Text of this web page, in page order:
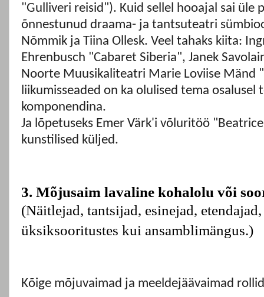
"Gulliveri reisid"). Kuid sellel hooajal sai üle
õnnestunud draama- ja tantsuteatri
Nõmmik ja Tiina Ollesk. Veel tahaks kiita:
Ehrenbusch "Cabaret Siberia", Janek
Noorte Muusikaliteatri Marie Loviise Mänd
liikumisseaded on ka olulised tema osalusel
komponendina.
Ja lõpetuseks Emer Värk'i võluritöö
kunstilised küljed.
3. Mõjusaim lavaline kohalolu või
(Näitlejad, tantsijad, esinejad,
üksiksooritustes kui ansamblimängus.)
Kõige mõjuvaimad ja meeldejäävaimad